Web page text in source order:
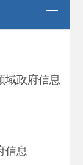
域政府信息
信息